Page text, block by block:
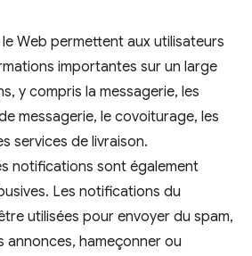
Web permettent aux utilisateurs
importantes sur un large
y compris la messagerie, les
messagerie, le covoiturage, les
services de livraison.
notifications sont également
Les notifications du
utilisées pour envoyer du spam,
annonces, hameçonner ou